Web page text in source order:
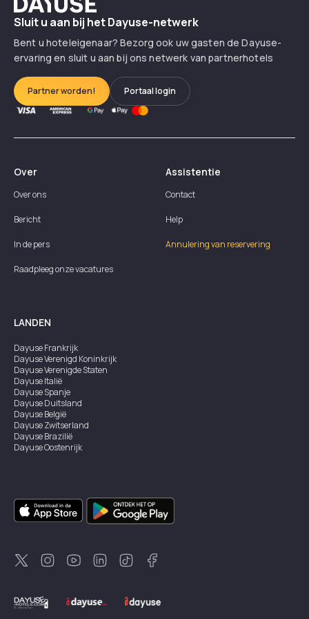
Sluit u aan bij het Dayuse-netwerk
Bent u hoteleigenaar? Bezorg ook uw gasten de Dayuse-
ervaring en sluit u aan bij ons netwerk van partnerhotels
Partner worden! Portaal login
Over
Over ons
Bericht
In de pers
Raadpleeg onze vacatures
Assistentie
Contact
Help
Annulering van reservering
LANDEN
DayuseFrankrijk
DayuseVerenigd Koninkrijk
DayuseVerenigde Staten
DayuseItalië
DayuseSpanje
DayuseDuitsland
DayuseBelgië
DayuseZwitserland
DayuseBrazilië
DayuseOostenrijk
DayuseSingapore
DayuseZweden
DayuseThailand
DayuseNieuw-Zeeland
DayuseTurkiye